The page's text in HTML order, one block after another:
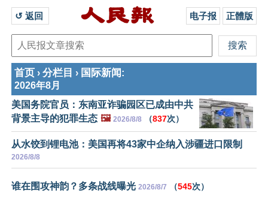
↺ 返回 电子报 正體版
首页 › 分栏目 › 国际新闻:
2026年8月
美国务院官员：东南亚诈骗园区已成由中共
背景主导的犯罪生态 🖼️ 2026/8/8 （837次）
从水饺到锂电池：美国再将43家中企纳入涉疆进口限制
2026/8/8
谁在围攻神韵？多条战线曝光 2026/8/7 （545次）